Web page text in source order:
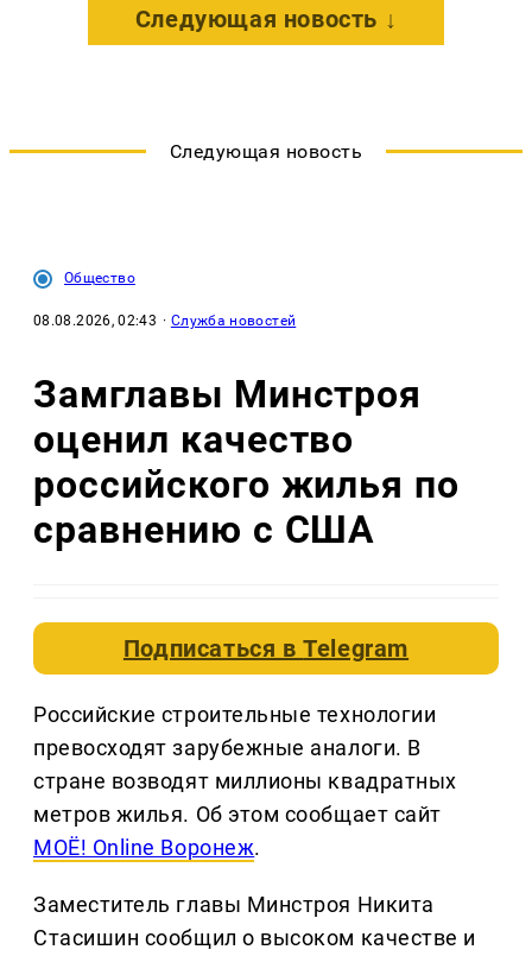
Следующая новость ↓
Следующая новость
Общество
08.08.2026, 02:43 · Служба новостей
Замглавы Минстроя
оценил качество
российского жилья по
сравнению с США
Подписаться вTelegram
Российские строительные технологии
превосходят зарубежные аналоги. В
стране возводят миллионы квадратных
метров жилья. Об этом сообщает сайт
МОЁ! Оnline Воронеж.
Заместитель главы Минстроя Никита
Стасишин сообщил о высоком качестве и